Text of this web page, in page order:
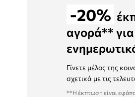
-20%
αγορά**
Γίνετε μέλος της
σχετικά με τις
**Η έκπτωση είναι